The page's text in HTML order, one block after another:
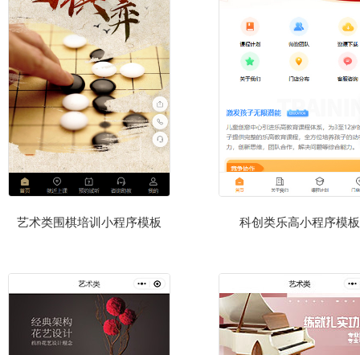
艺术类围棋培训小程序模板 科创类乐高小程序模板